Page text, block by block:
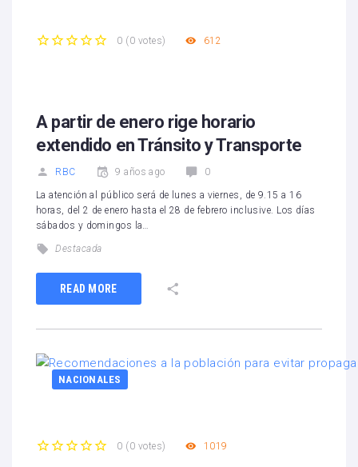
0 ( 0 votes) 612
A partir de enero rige horario
extendido en Tránsito y Transporte
RBC 9 años ago 0
La atención al público será de lunes a viernes, de 9.15 a 16
horas, del 2 de enero hasta el 28 de febrero inclusive. Los días
sábados y domingos la…
Destacada
READ MORE
NACIONALES
0 ( 0 votes) 1019